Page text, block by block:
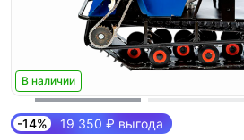
В наличии
-14% 19 350 ₽ выгода